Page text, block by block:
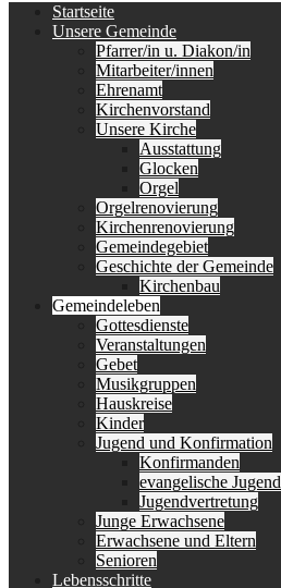
Erstes
Menü
Startseite
Unsere Gemeinde
Pfarrer/in u. Diakon/in
Mitarbeiter/innen
Ehrenamt
Kirchenvorstand
Unsere Kirche
Ausstattung
Glocken
Orgel
Orgelrenovierung
Kirchenrenovierung
Gemeindegebiet
Geschichte der Gemeinde
Kirchenbau
Gemeindeleben
Gottesdienste
Veranstaltungen
Gebet
Musikgruppen
Hauskreise
Kinder
Jugend und Konfirmation
Konfirmanden
evangelische Jugend
Jugendvertretung
Junge Erwachsene
Erwachsene und Eltern
Senioren
Lebensschritte